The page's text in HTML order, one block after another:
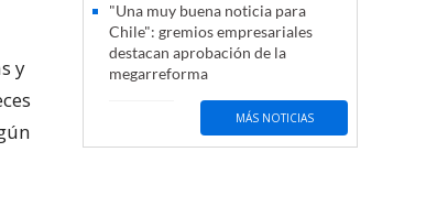
y
"Una muy buena noticia para
Chile": gremios empresariales
destacan aprobación de la
megarreforma
MÁS NOTICIAS